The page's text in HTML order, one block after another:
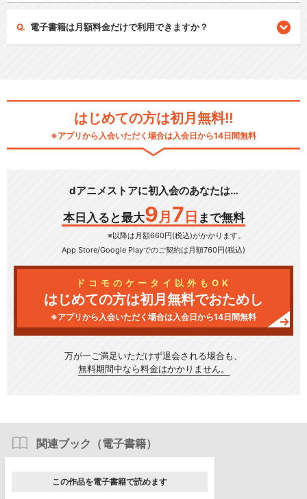
電子書籍は月額料金だけで利用できますか？
はじめての方は初月無料!!
※アプリから入会いただく場合は入会日から14日間無料
dアニメストアに初入会のあなたは…
本日入ると最大9 月 7 日 まで無料
※以降は月額660円(税込)がかかります。
App Store/Google Playでのご契約は月額760円(税込)
ドコモのケータイ以外もOK
はじめての方は初月無料でおためし
※アプリから入会いただく場合は入会日から14日間無料
万が一ご満足いただけず退会される場合も、
無料期間中なら料金はかかりません。
関連ブック（電子書籍）
この作品を電子書籍で読めます